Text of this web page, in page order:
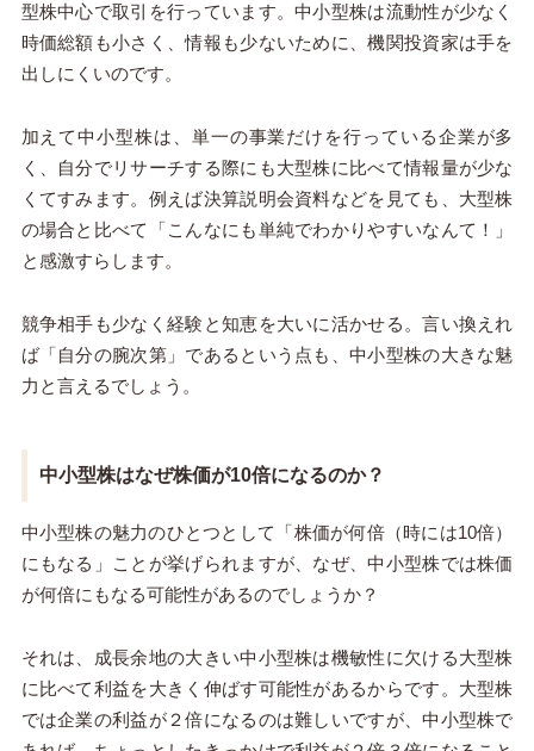
型株中心で取引を行っています。中小型株は流動性が少なく
時価総額も小さく、情報も少ないために、機関投資家は手を
出しにくいのです。
加えて中小型株は、単一の事業だけを行っている企業が多
く、自分でリサーチする際にも大型株に比べて情報量が少な
くてすみます。例えば決算説明会資料などを見ても、大型株
の場合と比べて「こんなにも単純でわかりやすいなんて！」
と感激すらします。
競争相手も少なく経験と知恵を大いに活かせる。言い換えれ
ば「自分の腕次第」であるという点も、中小型株の大きな魅
力と言えるでしょう。
中小型株はなぜ株価が10倍になるのか？
中小型株の魅力のひとつとして「株価が何倍（時には10倍）
にもなる」ことが挙げられますが、なぜ、中小型株では株価
が何倍にもなる可能性があるのでしょうか？
それは、成長余地の大きい中小型株は機敏性に欠ける大型株
に比べて利益を大きく伸ばす可能性があるからです。大型株
では企業の利益が２倍になるのは難しいですが、中小型株で